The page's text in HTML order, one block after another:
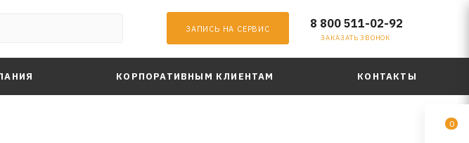
ЗАПИСЬ НА СЕРВИС 8 800 511-02-92
ЗАКАЗАТЬ ЗВОНОК
КОРПОРАТИВНЫМ КЛИЕНТАМ КОНТАКТЫ
0